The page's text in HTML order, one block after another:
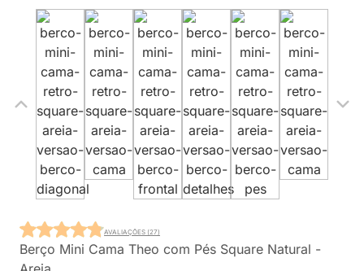
Berço Mini Cama Theo com Pés Square Natural -
AVALIAÇÕES (27)